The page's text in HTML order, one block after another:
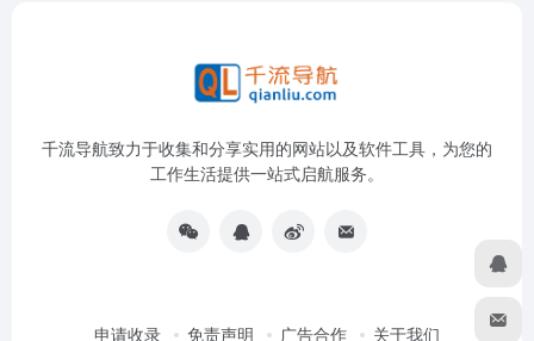
千流导航致力于收集和分享实用的网站以及软件工具，为您的
工作生活提供一站式启航服务。
申请收录 免责声明 广告合作 关于我们